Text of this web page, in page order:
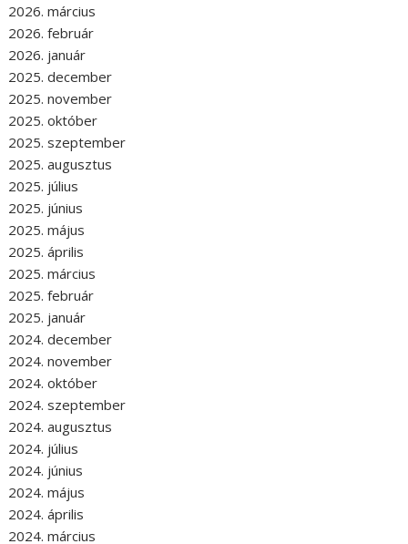
2026. március
2026. február
2026. január
2025. december
2025. november
2025. október
2025. szeptember
2025. augusztus
2025. július
2025. június
2025. május
2025. április
2025. március
2025. február
2025. január
2024. december
2024. november
2024. október
2024. szeptember
2024. augusztus
2024. július
2024. június
2024. május
2024. április
2024. március